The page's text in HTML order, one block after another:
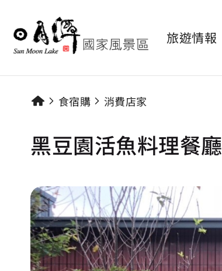
旅遊情報
食宿購 消費店家
黑豆園活魚料理餐廳